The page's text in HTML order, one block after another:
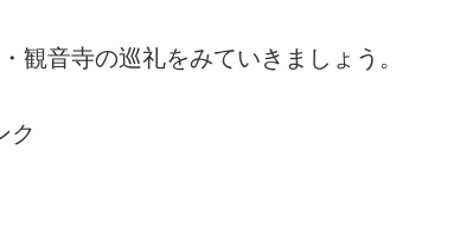
観音寺の巡礼をみていきましょう。
ク